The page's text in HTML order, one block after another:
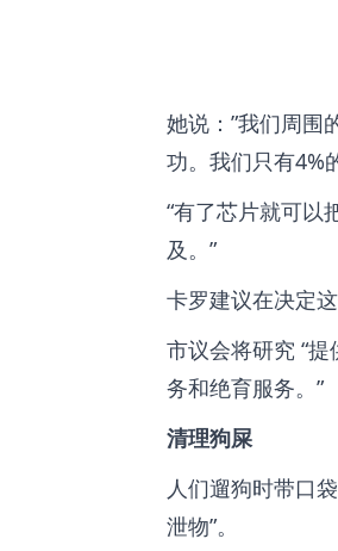
她说：”我们周围
功。我们只有4%
“有了芯片就可以
及。”
卡罗建议在决定
市议会将研究 “
务和绝育服务。”
清理狗屎
人们遛狗时带口
泄物”。